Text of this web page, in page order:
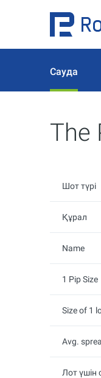
Сауда
The
Шот түрі
Құрал
Name
1 Pip Size
Size of 1
Avg.
Лот үшін